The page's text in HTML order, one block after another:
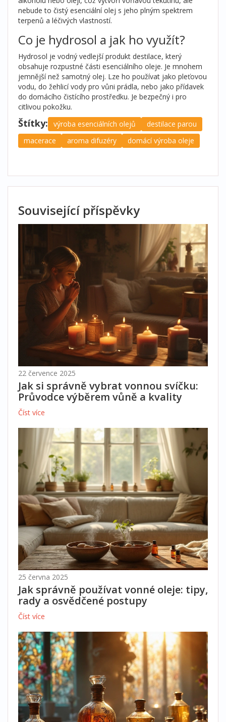
nebude to čistý esenciální olej s jeho plným spektrem
terpenů a léčivých vlastností.
Co je hydrosol a jak ho využít?
Hydrosol je vodný vedlejší produkt destilace, který
obsahuje rozpustné části esenciálního oleje. Je mnohem
jemnější než samotný olej. Lze ho používat jako pleťovou
vodu, do žehlicí vody pro vůni prádla, nebo jako přídavek
do domácího čistícího prostředku. Je bezpečný i pro
citlivou pokožku.
Štítky: výroba esenciálních olejů
destilace parou
macerace
aroma difuzéry domácí výroba oleje
Související příspěvky
22 července 2025
Jak si správně vybrat vonnou svíčku:
Průvodce výběrem vůně a kvality
Číst více
25 června 2025
Jak správně používat vonné oleje: tipy,
rady a osvědčené postupy
Číst více